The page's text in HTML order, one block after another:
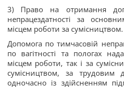
3) Право на отримання
непрацездатності за
місцем роботи за сумісництвом.
Допомога по тимчасовій
по вагітності та пологах
місцем роботи, так і за
сумісництвом, за трудовим
одночасно із здійсненням